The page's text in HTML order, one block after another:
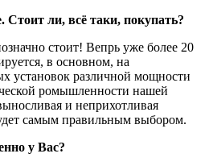
Стоит ли, всё таки, покупать?
стоит! Вепрь уже более 20
в основном, на
установок различной мощности
ромышленности нашей
и неприхотливая
самым правильным выбором.
у Вас?